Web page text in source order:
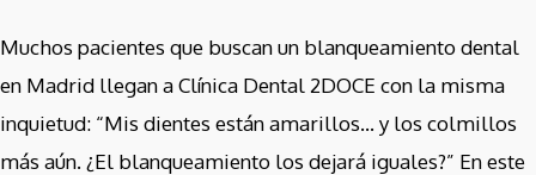
Muchos pacientes que buscan un blanqueamiento dental
en Madrid llegan a Clínica Dental 2DOCE con la misma
inquietud: “Mis dientes están amarillos… y los colmillos
más aún. ¿El blanqueamiento los dejará iguales?” En este